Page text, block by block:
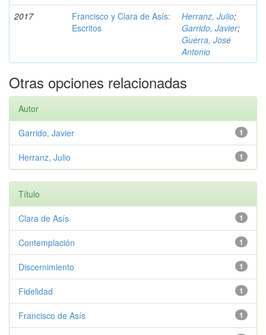
2017
Francisco y Clara de Asís:
Escritos
Herranz, Julio;
Garrido, Javier;
Guerra, José
Antonio
Otras opciones relacionadas
Autor
1
Garrido, Javier
1
Herranz, Julio
Título
1
Clara de Asís
1
Contemplación
1
Discernimiento
1
Fidelidad
1
Francisco de Asís